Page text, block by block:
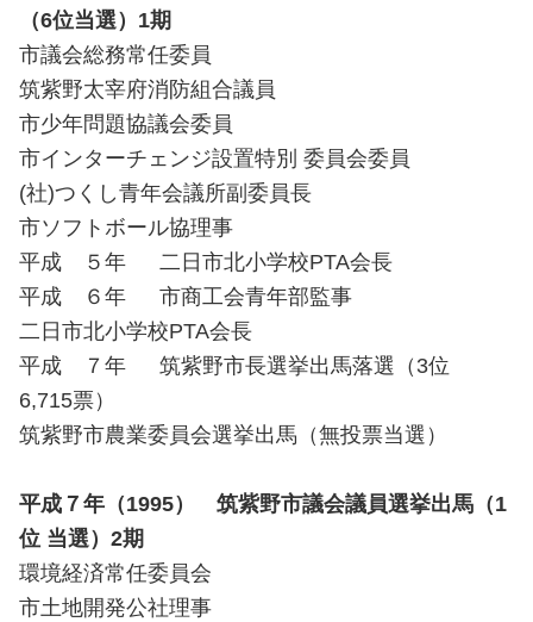
（6位当選）1期
市議会総務常任委員
筑紫野太宰府消防組合議員
市少年問題協議会委員
市インターチェンジ設置特別 委員会委員
(社)つくし青年会議所副委員長
市ソフトボール協理事
平成 ５年 二日市北小学校PTA会長
平成 ６年 市商工会青年部監事
二日市北小学校PTA会長
平成 ７年 筑紫野市長選挙出馬落選（3位
6,715票）
筑紫野市農業委員会選挙出馬（無投票当選）
平成７年（1995） 筑紫野市議会議員選挙出馬（1
位 当選）2期
環境経済常任委員会
市土地開発公社理事